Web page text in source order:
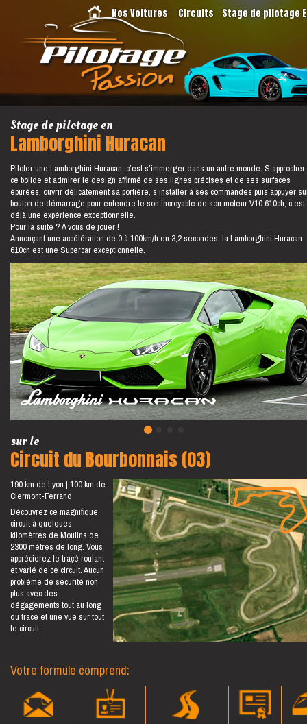
Nos Voitures Circuits Stage de pilotage
Stage de pilotage en
Lamborghini Huracan
Piloter une Lamborghini Huracan, c’est s’immerger dans un autre monde.
ce bolide et admirer le design affirmé de ses lignes précises et de ses surfaces
épurées, ouvrir délicatement sa portière, s’installer à ses commandes puis appuyer
bouton de démarrage pour entendre le son incroyable de son moteur V10 610ch, c’est
déjà une expérience exceptionnelle.
Pour la suite ? A vous de jouer !
Annonçant une accélération de 0 à 100km/h en 3,2 secondes, la Lamborghini Huracan
610ch est une Supercar exceptionnelle.
sur le
Circuit du Bourbonnais (03)
190 km de Lyon 100 km de
Clermont-Ferrand
Découvrez ce magnifique
circuit à quelques
kilomètres de Moulins de
2300 mètres de long. Vous
apprécierez le traçé roulant
et varié de ce circuit. Aucun
problème de sécurité non
plus avec des
dégagements tout au long
du tracé et une vue sur tout
le circuit.
Votre formule comprend: